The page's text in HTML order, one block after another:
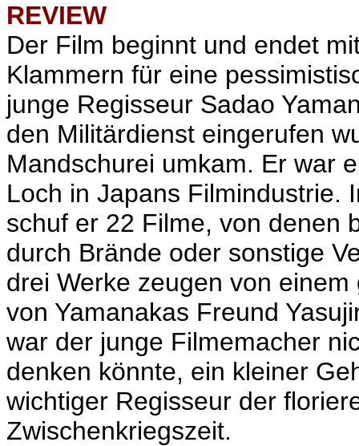
REVIEW
Der Film beginnt und endet
Klammern für eine
junge Regisseur Sadao
den Militärdienst eingerufen
Mandschurei umkam. Er war
Loch in Japans Filmindustrie.
schuf er 22 Filme, von denen
durch Brände oder sonstige
drei Werke zeugen von
von Yamanakas Freund
war der junge Filmemacher
denken könnte, ein kleiner
wichtiger Regisseur der
Zwischenkriegszeit.